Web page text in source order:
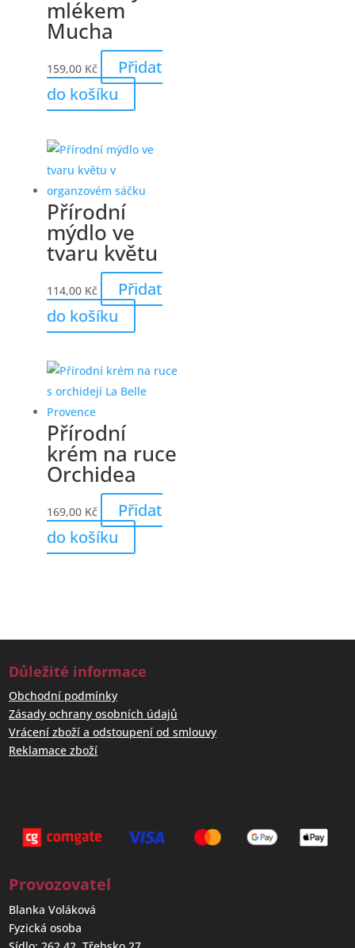
mlékem
Mucha
159,00 Kč
Přidat
do košíku
Přírodní
mýdlo ve
tvaru květu
114,00 Kč
Přidat
do košíku
Přírodní
krém na ruce
Orchidea
169,00 Kč
Přidat
do košíku
Důležité informace
Obchodní podmínky
Zásady ochrany osobních údajů
Vrácení zboží a odstoupení od smlouvy
Reklamace zboží
Provozovatel
Blanka Voláková
Fyzická osoba